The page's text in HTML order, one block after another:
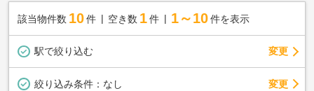
該当物件数 10件 空き数 1 件 1～10 件を表示
駅で絞り込む 変更
絞り込み条件： なし 変更